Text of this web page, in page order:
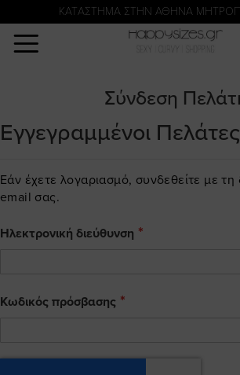
KATΑΣΤΗΜΑ ΣΤΗΝ ΑΘΗΝΑ
Σύνδεση
Εγγεγραμμένοι Πελάτες
Εάν έχετε λογαριασμό, συνδεθείτε με τη
email σας.
Ηλεκτρονική διεύθυνση
Κωδικός πρόσβασης
Αναζήτηση